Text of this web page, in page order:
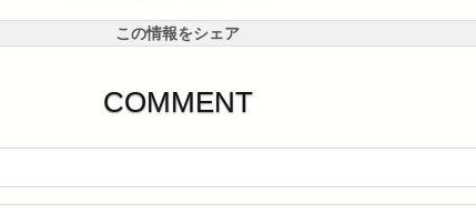
この情報をシェア
COMMENT